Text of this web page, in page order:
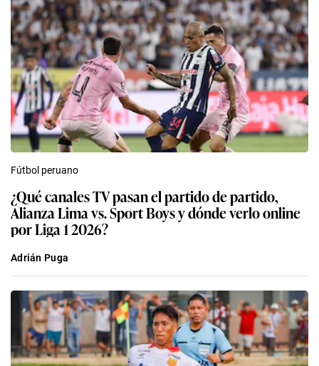
Fútbol peruano
¿Qué canales TV pasan el partido de partido,
Alianza Lima vs. Sport Boys y dónde verlo online
por Liga 1 2026?
Adrián Puga